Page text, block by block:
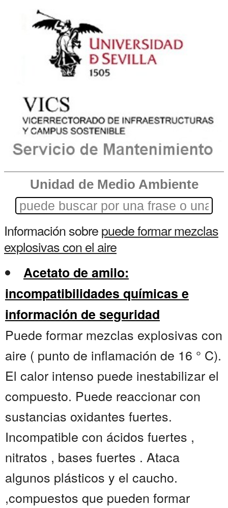
Unidad de Medio Ambiente
Información sobrepuede formar mezclas
explosivas con el aire
Acetato de amilo:
incompatibilidades químicas e
información de seguridad
Puede formar mezclas explosivas con
aire ( punto de inflamación de 16 ° C).
El calor intenso puede inestabilizar el
compuesto. Puede reaccionar con
sustancias oxidantes fuertes.
Incompatible con ácidos fuertes ,
nitratos , bases fuertes . Ataca
algunos plásticos y el caucho.
,compuestos que pueden formar